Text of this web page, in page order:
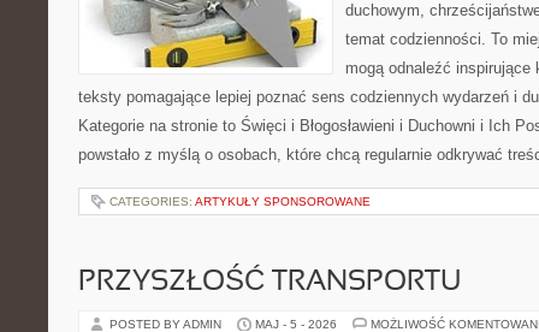
duchowym,
temat codzienności. To
mogą odnaleźć inspirujące
teksty pomagające lepiej poznać sens codziennych wydarzeń i
Kategorie na stronie to Święci i Błogosławieni i Duchowni i Ich
powstało z myślą o osobach, które chcą regularnie odkrywać
CATEGORIES: ARTYKUŁY SPONSOROWANE
PRZYSZŁOŚĆ TRANSPORTU
POSTED BY ADMIN MAJ - 5 - 2026 MOŻLIWOŚĆ